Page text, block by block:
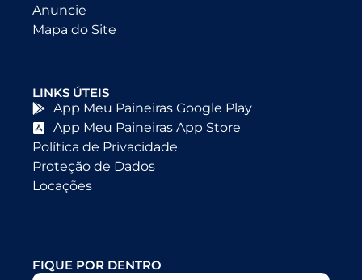
Anuncie
Mapa do Site
LINKS ÚTEIS
App Meu Paineiras Google Play
App Meu Paineiras App Store
Política de Privacidade
Proteção de Dados
Locações
FIQUE POR DENTRO